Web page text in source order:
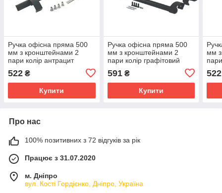
Ручка офісна пряма 500
мм з кронштейнами 2
пари колір антрацит
522 ₴
Купити
Ручка офісна пряма 500
мм з кронштейнами 2
пари колір графітовий
591₴
Купити
мм
522
Про нас
100% позитивних з 72 відгуків за рік
Працює з 31.07.2020
м. Дніпро
вул. Кості Гордієнко, Дніпро, Україна